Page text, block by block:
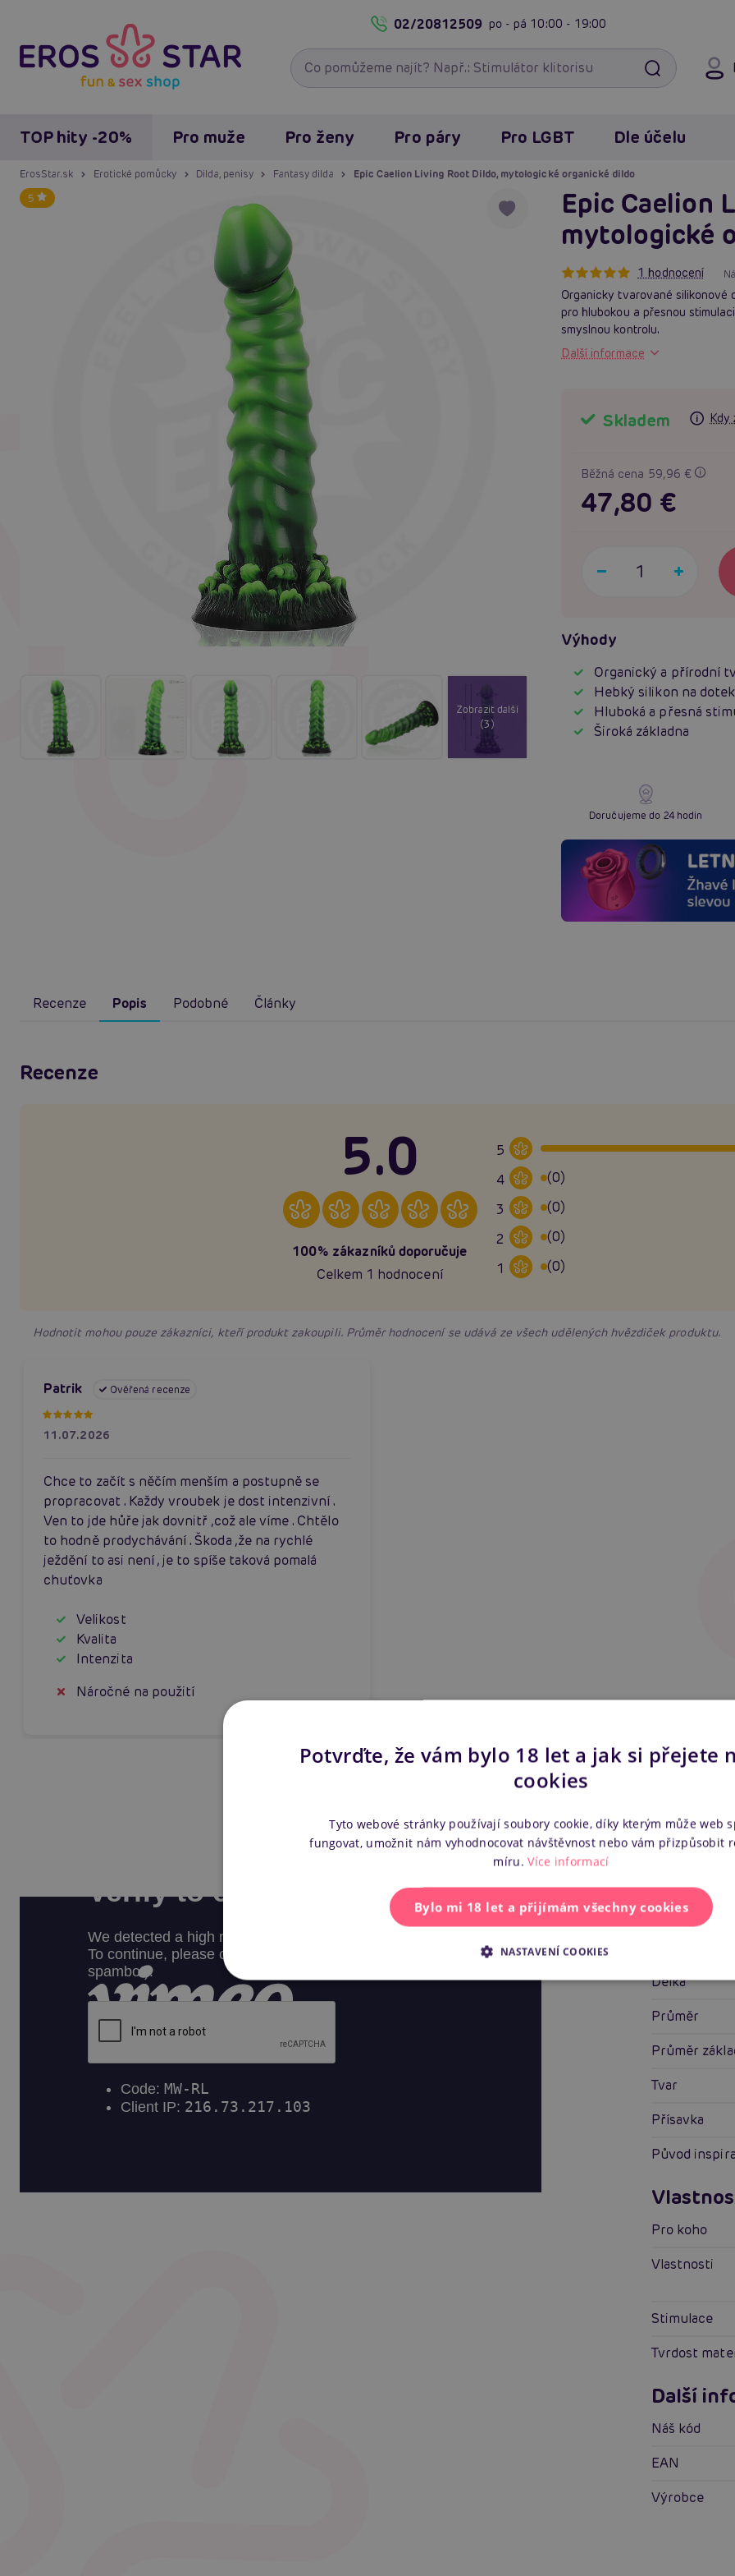
02/20812509 po - pá 10:00 - 19:00
TOP hity -20% Pro muže Pro ženy Pro páry Pro LGBT Dle účelu
ErosStar.sk Erotické pomůcky Dilda, penisy Fantasy dilda Epic Caelion Living Root Dildo, mytologické organické dildo
Zobrazit další
(3)
5
Epic Caelion
mytologické
1 hodnocení
Organicky tvarované silikonové
pro hlubokou a přesnou
smyslnou kontrolu.
Další informace
Skladem Kdy
Běžná cena 59,96 €
47,80 €
Výhody
Organický a přírodní
Hebký silikon na dotek
Hluboká a přesná
Široká základna
Doručujeme do 24 hodin
Recenze Popis Podobné Články
Recenze
5.0
100% zákazníků doporučuje
Celkem 1 hodnocení
5
4
(0)
3
(0)
2
(0)
1
(0)
Hodnotit mohou pouze zákazníci, kteří produkt zakoupili. Průměr hodnocení se udává ze všech udělených hvězdiček produktu.
Patrik Ověřená recenze
11.07.2026
Chce to začít s něčím menším a postupně se
propracovat . Každy vroubek je dost intenzivní .
Ven to jde hůře jak dovnitř ,což ale víme . Chtělo
to hodně prodychávání . Škoda ,že na rychlé
ježdění to asi není , je to spíše taková pomalá
chuťovka
Velikost
Kvalita
Intenzita
Náročné na použití
Zobrazit všechny recenze
Barva
Délka
Průměr
Průměr
Tvar
Přísavka
Původ
Pro koho
Vlastnosti
Stimulace
Tvrdost
Další
Náš kód
EAN
Výrobce
Potvrďte, že vám bylo 18 let a jak si přejete
cookies
Tyto webové stránky používají soubory cookie, díky kterým může web
fungovat, umožnit nám vyhodnocovat návštěvnost nebo vám přizpůsobit
míru. Více informací
Bylo mi 18 let a přijímám všechny cookies
NASTAVENÍ COOKIES